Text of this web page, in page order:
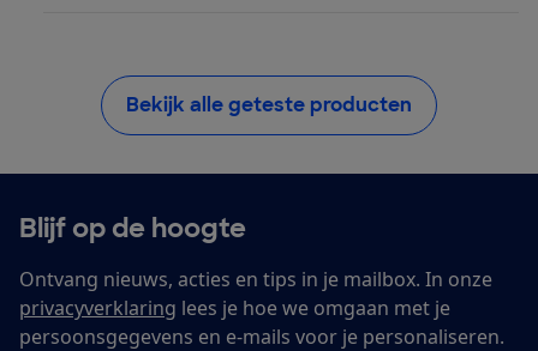
Bekijk alle geteste producten
Blijf op de hoogte
Ontvang nieuws, acties en tips in je mailbox. In onze
privacyverklaring lees je hoe we omgaan met je
persoonsgegevens en e-mails voor je personaliseren.